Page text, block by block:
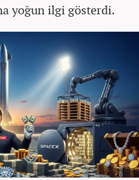
yoğun ilgi gösterdi.